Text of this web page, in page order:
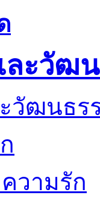
ะวัฒ
วามรัก